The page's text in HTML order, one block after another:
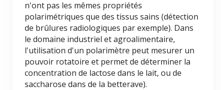
n'ont pas les mêmes propriétés
polarimétriques que des tissus sains (détection
de brûlures radiologiques par exemple). Dans
le domaine industriel et agroalimentaire,
l'utilisation d'un polarimètre peut mesurer un
pouvoir rotatoire et permet de déterminer la
concentration de lactose dans le lait, ou de
saccharose dans de la betterave).